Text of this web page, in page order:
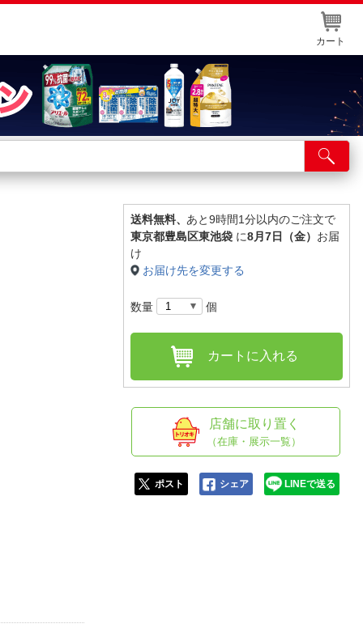
カート
舗サービス
ト取り置き
送料無料、 あと9時間1分以内のご注文で
東京都豊島区東池袋 に8月7日（金） お届
け
お届け先を変更する
数量 個
カートに入れる
店舗に取り置く
（在庫・展示一覧）
ポスト シェア LINEで送る